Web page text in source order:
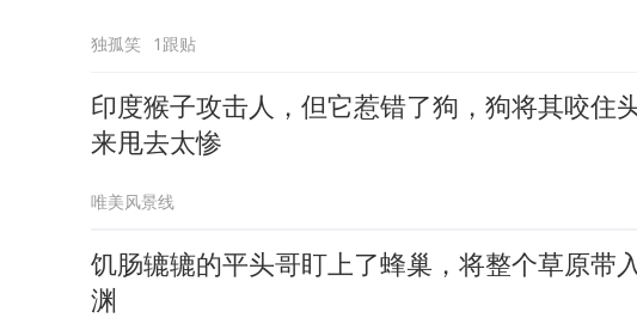
独孤笑 1跟贴
印度猴子攻击人，但它惹错了狗，狗将其咬住
来甩去太惨
唯美风景线
饥肠辘辘的平头哥盯上了蜂巢，将整个草原带
渊